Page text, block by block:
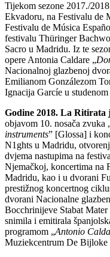
Tijekom sezone 2017./
Ekvadoru, na Festivalu de
Festivalu de Música
festivalu Thüringer
Sacro u Madridu. Iz te
opere Antonia Caldare „
Nacionalnoj glazbenoj
Emilianom Gonzálezom
Ignacija Garcíe u studenom
Godine 2018. La Ritirata
objavom 10. nosača zvuka
instruments” [Glossa] i
N1ghts u Madridu,
dvjema nastupima na
Njemačkoj, koncertima na
Madridu, kao i u dvorani
prestižnog koncertnog
dvorani Nacionalne
Bocchrinijeve Stabat
snimila i emitirala
programom „Antonio
Muziekcentrum De Bijloke